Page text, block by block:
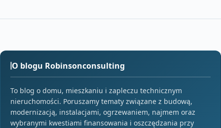
O blogu Robinsonconsulting
To blog o domu, mieszkaniu i zapleczu technicznym
nieruchomości. Poruszamy tematy związane z budową,
modernizacją, instalacjami, ogrzewaniem, najmem oraz
wybranymi kwestiami finansowania i oszczędzania przy